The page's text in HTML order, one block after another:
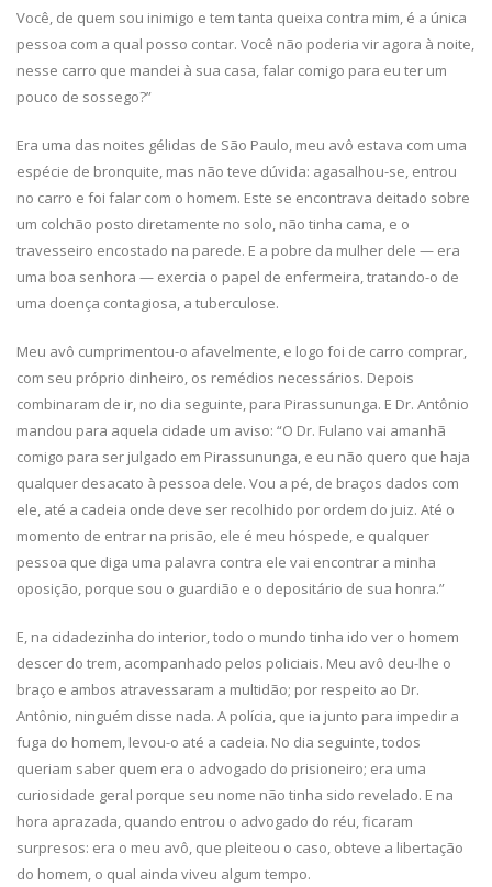
Você, de quem sou inimigo e tem tanta queixa contra mim, é a única
pessoa com a qual posso contar. Você não poderia vir agora à noite,
nesse carro que mandei à sua casa, falar comigo para eu ter um
pouco de sossego?”
Era uma das noites gélidas de São Paulo, meu avô estava com uma
espécie de bronquite, mas não teve dúvida: agasalhou-se, entrou
no carro e foi falar com o homem. Este se encontrava deitado sobre
um colchão posto diretamente no solo, não tinha cama, e o
travesseiro encostado na parede. E a pobre da mulher dele — era
uma boa senhora — exercia o papel de enfermeira, tratando-o de
uma doença contagiosa, a tuberculose.
Meu avô cumprimentou-o afavelmente, e logo foi de carro comprar,
com seu próprio dinheiro, os remédios necessários. Depois
combinaram de ir, no dia seguinte, para Pirassununga. E Dr. Antônio
mandou para aquela cidade um aviso: “O Dr. Fulano vai amanhã
comigo para ser julgado em Pirassununga, e eu não quero que haja
qualquer desacato à pessoa dele. Vou a pé, de braços dados com
ele, até a cadeia onde deve ser recolhido por ordem do juiz. Até o
momento de entrar na prisão, ele é meu hóspede, e qualquer
pessoa que diga uma palavra contra ele vai encontrar a minha
oposição, porque sou o guardião e o depositário de sua honra.”
E, na cidadezinha do interior, todo o mundo tinha ido ver o homem
descer do trem, acompanhado pelos policiais. Meu avô deu-lhe o
braço e ambos atravessaram a multidão; por respeito ao Dr.
Antônio, ninguém disse nada. A polícia, que ia junto para impedir a
fuga do homem, levou-o até a cadeia. No dia seguinte, todos
queriam saber quem era o advogado do prisioneiro; era uma
curiosidade geral porque seu nome não tinha sido revelado. E na
hora aprazada, quando entrou o advogado do réu, ficaram
surpresos: era o meu avô, que pleiteou o caso, obteve a libertação
do homem, o qual ainda viveu algum tempo.